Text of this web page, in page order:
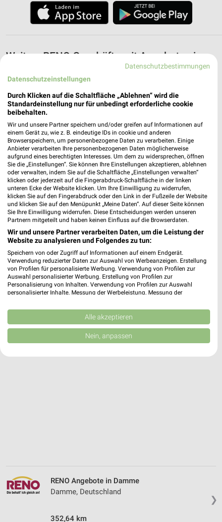
Weitere RENO Geschäfte mit Angeboten in
Georgsmarienhütte, Deutschland
363,91 km
RENO Angebote in Belm
Belm, Deutschland
359,78 km
RENO Angebote in Bersenbrück
Bersenbrück, Deutschland
369,79 km
❯
RENO Angebote in Damme
Damme, Deutschland
352,64 km
Datenschutzbestimmungen
Datenschutzeinstellungen
Durch Klicken auf die Schaltfläche „Ablehnen“ wird die
Standardeinstellung nur für unbedingt erforderliche cookie
beibehalten.
Wir und unsere Partner speichern und/oder greifen auf Informationen auf
einem Gerät zu, wie z. B. eindeutige IDs in cookie und anderen
Browserspeichern, um personenbezogene Daten zu verarbeiten. Einige
Anbieter verarbeiten Ihre personenbezogenen Daten möglicherweise
aufgrund eines berechtigten Interesses. Um dem zu widersprechen, öffnen
Sie die „Einstellungen“. Sie können Ihre Einstellungen akzeptieren, ablehnen
oder verwalten, indem Sie auf die Schaltfläche „Einstellungen verwalten“
klicken oder jederzeit auf die Fingerabdruck-Schaltfläche in der linken
unteren Ecke der Website klicken. Um Ihre Einwilligung zu widerrufen,
klicken Sie auf den Fingerabdruck oder den Link in der Fußzeile der Website
und klicken Sie auf den Menüpunkt „Meine Daten“. Auf dieser Seite können
Sie Ihre Einwilligung widerrufen. Diese Entscheidungen werden unseren
Partnern mitgeteilt und haben keinen Einfluss auf die Browserdaten.
Wir und unsere Partner verarbeiten Daten, um die Leistung der
Website zu analysieren und Folgendes zu tun:
Speichern von oder Zugriff auf Informationen auf einem Endgerät.
Verwendung reduzierter Daten zur Auswahl von Werbeanzeigen. Erstellung
von Profilen für personalisierte Werbung. Verwendung von Profilen zur
Auswahl personalisierter Werbung. Erstellung von Profilen zur
Personalisierung von Inhalten. Verwendung von Profilen zur Auswahl
personalisierter Inhalte. Messung der Werbeleistung. Messung der
Kombinationen von Daten aus verschiedenen Quellen. Entwicklung und
Verbesserung der Angebote. Verwendung reduzierter Daten zur Auswahl
von Inhalten.
Daten können außerhalb der Europäischen Union weitergegeben und in die
USA gesendet werden.
Website/App.
Werbung
Alle akzeptieren
Nein, anpassen